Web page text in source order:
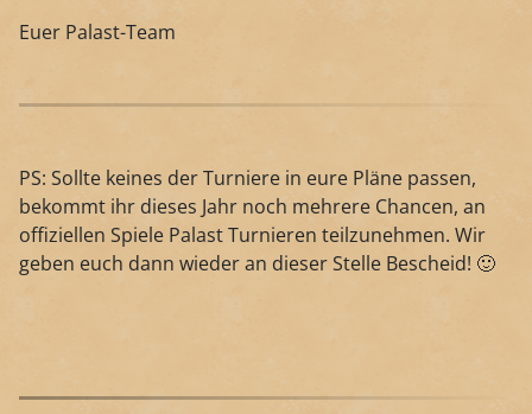
Euer Palast-Team
PS: Sollte keines der Turniere in eure Pläne passen,
bekommt ihr dieses Jahr noch mehrere Chancen, an
offiziellen Spiele Palast Turnieren teilzunehmen. Wir
geben euch dann wieder an dieser Stelle Bescheid! 🙂